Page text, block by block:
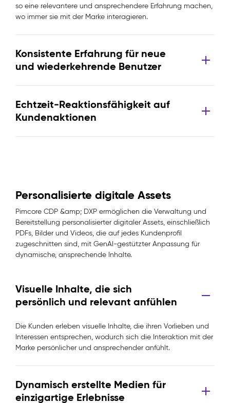
so eine relevantere und ansprechendere Erfahrung machen,
wo immer sie mit der Marke interagieren.
Konsistente Erfahrung für neue
und wiederkehrende Benutzer
Echtzeit-Reaktionsfähigkeit auf
Kundenaktionen
Personalisierte digitale Assets
Pimcore CDP &amp; DXP ermöglichen die Verwaltung und
Bereitstellung personalisierter digitaler Assets, einschließlich
PDFs, Bilder und Videos, die auf jedes Kundenprofil
zugeschnitten sind, mit GenAI-gestützter Anpassung für
dynamische, ansprechende Inhalte.
Visuelle Inhalte, die sich
persönlich und relevant anfühlen
Die Kunden erleben visuelle Inhalte, die ihren Vorlieben und
Interessen entsprechen, wodurch sich die Interaktion mit der
Marke persönlicher und ansprechender anfühlt.
Dynamisch erstellte Medien für
einzigartige Erlebnisse